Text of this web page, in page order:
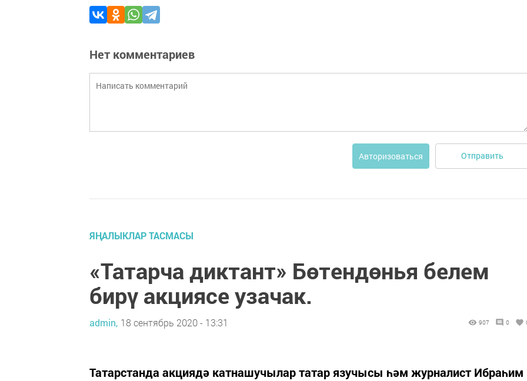
Нет комментариев
Авторизоваться Отправить
ЯҢАЛЫКЛАР ТАСМАСЫ
«Татарча диктант» Бөтендөнья белем
бирү акциясе узачак.
admin, 18 сентябрь 2020 - 13:31 907 0
Татарстанда акциядә катнашучылар татар язучысы һәм журналист Ибраһим